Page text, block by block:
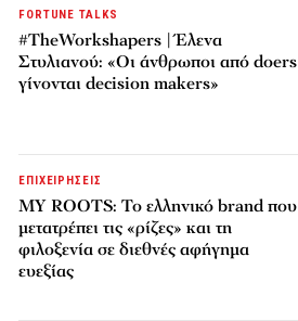
FORTUNE TALKS
#TheWorkshapers | Έλενα
Στυλιανού: «Οι άνθρωποι από doers
γίνονται decision makers»
ΕΠΙΧΕΙΡΗΣΕΙΣ
MY ROOTS: Το ελληνικό brand που
μετατρέπει τις «ρίζες» και τη
φιλοξενία σε διεθνές αφήγημα
ευεξίας